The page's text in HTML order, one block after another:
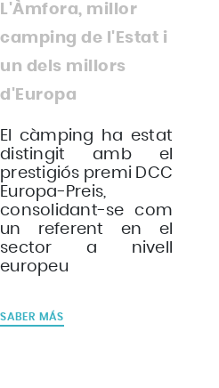
L'Àmfora, millor
camping de l'Estat i
un dels millors
d'Europa
El càmping ha estat
distingit amb el
prestigiós premi DCC
Europa-Preis,
consolidant-se com
un referent en el
sector a nivell
europeu
SABER MÁS